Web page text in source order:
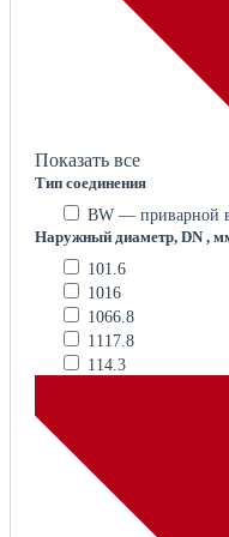
Показать все
Тип соединения
BW — приварной
Наружный диаметр, DN ,
101.6
1016
1066.8
1117.8
114.3